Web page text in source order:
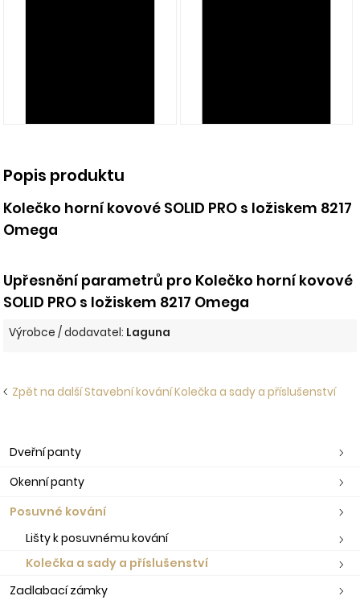
Popis produktu
Kolečko horní kovové SOLID PRO s ložiskem 8217
Omega
Upřesnění parametrů pro Kolečko horní kovové
SOLID PRO s ložiskem 8217 Omega
Výrobce / dodavatel: Laguna
Zpět na další Stavební kování Kolečka a sady a příslušenství
Dveřní panty
Okenní panty
Posuvné kování
Lišty k posuvnému kování
Kolečka a sady a příslušenství
Zadlabací zámky